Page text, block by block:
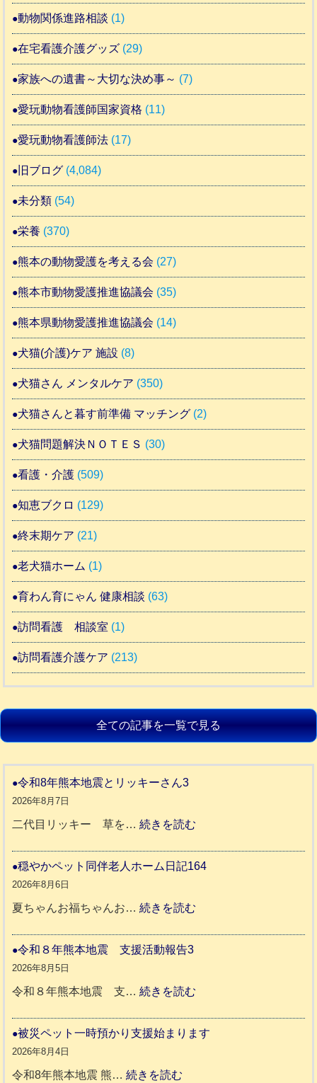
動物関係進路相談 (1)
在宅看護介護グッズ (29)
家族への遺書～大切な決め事～ (7)
愛玩動物看護師国家資格 (11)
愛玩動物看護師法 (17)
旧ブログ (4,084)
未分類 (54)
栄養 (370)
熊本の動物愛護を考える会 (27)
熊本市動物愛護推進協議会 (35)
熊本県動物愛護推進協議会 (14)
犬猫(介護)ケア 施設 (8)
犬猫さん メンタルケア (350)
犬猫さんと暮す前準備 マッチング (2)
犬猫問題解決ＮＯＴＥＳ (30)
看護・介護 (509)
知恵ブクロ (129)
終末期ケア (21)
老犬猫ホーム (1)
育わん育にゃん 健康相談 (63)
訪問看護 相談室 (1)
訪問看護介護ケア (213)
全ての記事を一覧で見る
令和8年熊本地震とリッキーさん3
2026年8月7日
二代目リッキー 草を…続きを読む
和
リ
ッ
穏やかペット同伴老人ホーム日記164
2026年8月6日
夏ちゃんお福ちゃんお…続きを読む
ト
令和８年熊本地震 支援活動報告3
2026年8月5日
令和８年熊本地震 支…続きを読む
和
被災ペット一時預かり支援始まります
2026年8月4日
令和8年熊本地震 熊…続きを読む